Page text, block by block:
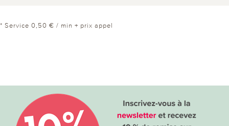
* Service 0,50 € / min + prix appel